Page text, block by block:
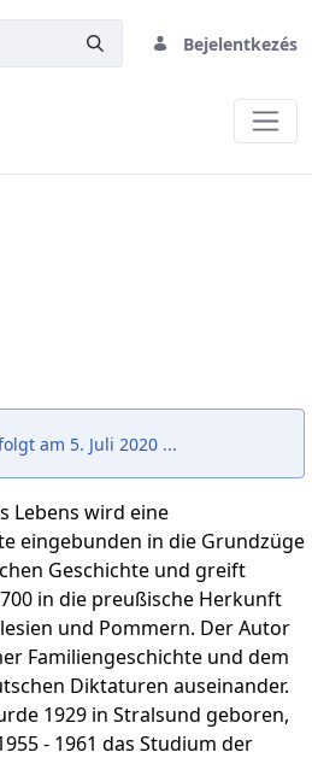
Bejelentkezés
am 5. Juli 2020 ...
Lebens wird eine
eingebunden in die Grundzüge
Geschichte und greift
in die preußische Herkunft
und Pommern. Der Autor
Familiengeschichte und dem
Diktaturen auseinander.
1929 in Stralsund geboren,
- 1961 das Studium der